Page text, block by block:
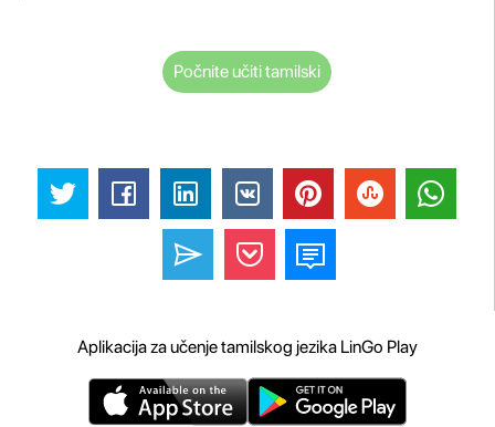
Počnite učiti tamilski
Aplikacija za učenje tamilskog jezika LinGo Play